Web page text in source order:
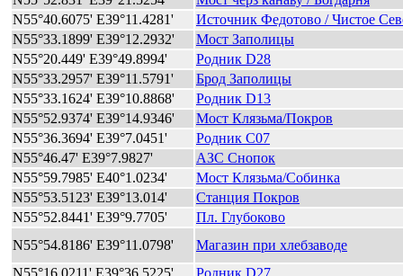
N55°40.6075' E39°11.4281'
Источник Федотово / Чистое
N55°33.1899' E39°12.2932'
Мост Заполицы
N55°20.449' E39°49.8994'
Родник D28
N55°33.2957' E39°11.5791'
Брод Заполицы
N55°33.1624' E39°10.8868'
Родник D13
N55°52.9374' E39°14.9346'
Мост Клязьма/Покров
N55°36.3694' E39°7.0451'
Родник C07
N55°46.47' E39°7.9827'
АЗС Снопок
N55°59.7985' E40°1.0234'
Мост Клязьма/Собинка
N55°53.5123' E39°13.014'
Станция Покров
N55°52.8441' E39°9.7705'
Пл. Глубоково
N55°54.8186' E39°11.0798'
Магазин при хлебзаводе
N55°16.0211' E39°36.5225'
Родник D27